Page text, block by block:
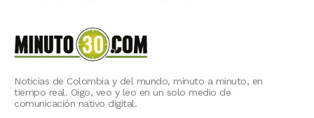
Noticias de Colombia y del mundo, minuto a minuto, en
tiempo real. Oigo, veo y leo en un solo medio de
comunicación nativo digital.